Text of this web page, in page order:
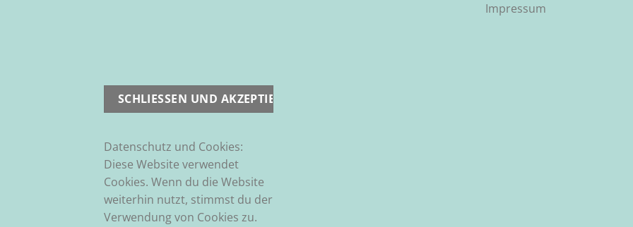
Impressum
Datenschutz und Cookies:
Diese Website verwendet
Cookies. Wenn du die Website
weiterhin nutzt, stimmst du der
Verwendung von Cookies zu.